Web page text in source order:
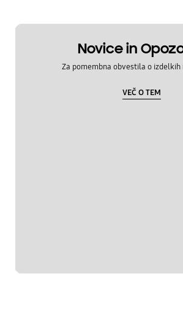
Novice in
Za pomembna obvestila o
VEČ O TEM